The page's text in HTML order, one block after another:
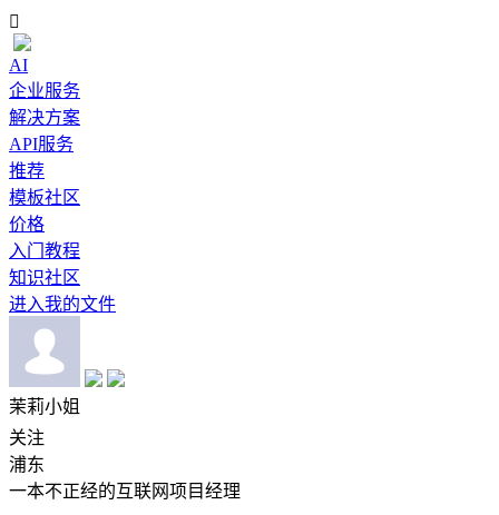

AI
企业服务
解决方案
API服务
推荐
模板社区
价格
入门教程
知识社区
进入我的文件
茉莉小姐
关注
浦东
一本不正经的互联网项目经理